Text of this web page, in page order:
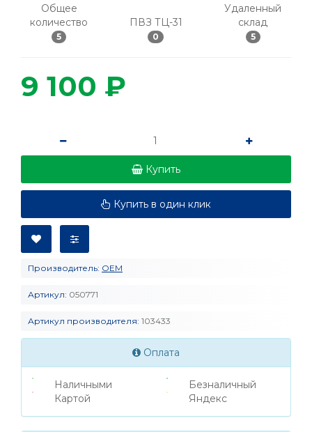
Общее
количество
5
ПВЗ ТЦ-31
0
Удаленный
склад
5
9 100 ₽
Купить
Купить в один клик
Производитель: OEM
Артикул: 050771
Артикул производителя: 103433
Оплата
Наличными
Картой
Безналичный
Яндекс